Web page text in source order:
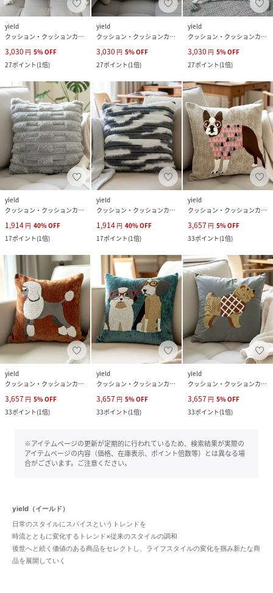
yield
クッション・クッションカバー
3,030 円 5%OFF
27ポイント(1倍)
yield
クッション・クッションカバー
3,030 円 5%OFF
27ポイント(1倍)
yield
クッション・クッションカバー
3,030 円 5%OFF
27ポイント(1倍)
yield
クッション・クッションカバー
1,914 円 40%OFF
17ポイント(1倍)
yield
クッション・クッションカバー
1,914 円 40%OFF
17ポイント(1倍)
yield
クッション・クッションカバー
3,657 円 5%OFF
33ポイント(1倍)
yield
クッション・クッションカバー
3,657 円 5%OFF
33ポイント(1倍)
yield
クッション・クッションカバー
3,657 円 5%OFF
33ポイント(1倍)
yield
クッション・クッションカバー
3,657 円 5%OFF
33ポイント(1倍)
※アイテムページの更新が定期的に行われているため、検索結果が実際の
アイテムページの内容（価格、在庫表示、ポイント倍数等）とは異なる場
合がございます。ご注意ください。
yield（イールド）
日常のスタイルにスパイスというトレンドを
時流とともに変化するトレンド×従来のスタイルの調和
後世へと続く価値のある商品をセレクトし、ライフスタイルの変化を掴み新たな商
品を展開していく